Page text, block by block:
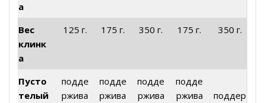
а
Вес
клинк
а
125 г. 175 г. 350 г. 175 г. 350 г.
Пусто
телый
подде
ржива
подде
ржива
подде
ржива
подде
ржива
поддер